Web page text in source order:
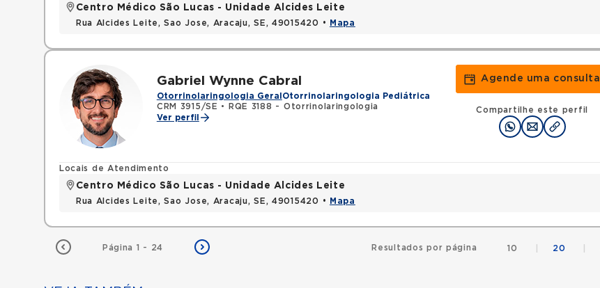
Centro Médico São Lucas - Unidade Alcides Leite
Rua Alcides Leite, Sao Jose, Aracaju, SE, 49015420 • Mapa
Gabriel Wynne Cabral
Otorrinolaringologia Geral Otorrinolaringologia Pediátrica
CRM 3915/SE •
RQE 3188 - Otorrinolaringologia
Ver perfil
Agende uma consulta
Compartilhe este perfil
Locais de Atendimento
Centro Médico São Lucas - Unidade Alcides Leite
Rua Alcides Leite, Sao Jose, Aracaju, SE, 49015420 • Mapa
Página 1 - 24 Resultados por página 10 20